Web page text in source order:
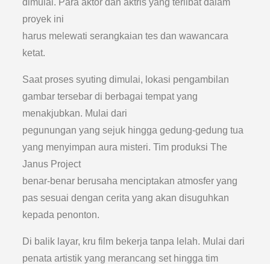
dimulai. Para aktor dan aktris yang terlibat dalam
proyek ini
harus melewati serangkaian tes dan wawancara
ketat.
Saat proses syuting dimulai, lokasi pengambilan
gambar tersebar di berbagai tempat yang
menakjubkan. Mulai dari
pegunungan yang sejuk hingga gedung-gedung tua
yang menyimpan aura misteri. Tim produksi The
Janus Project
benar-benar berusaha menciptakan atmosfer yang
pas sesuai dengan cerita yang akan disuguhkan
kepada penonton.
Di balik layar, kru film bekerja tanpa lelah. Mulai dari
penata artistik yang merancang set hingga tim